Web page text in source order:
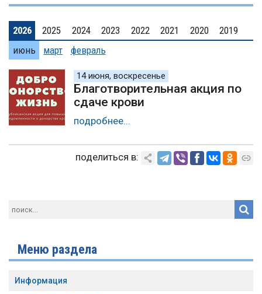
2026 2025 2024 2023 2022 2021 2020
2019
июнь
март февраль
14 июня, воскресенье
Благотворительная акция по
сдаче крови
подробнее...
поделиться в:
Меню раздела
Информация